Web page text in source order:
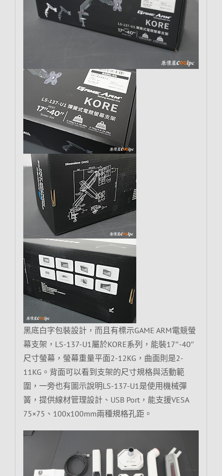
黑底白字包裝設計，而且有標示GAME ARM電競螢
幕支架，LS-137-U1屬於KORE系列，能裝17″-40″
尺寸螢幕，螢幕重量平面2-12KG，曲面則是2-
11KG。背面可以看到支架的尺寸規格與活動範
圍，一旁也有圖示說明LS-137-U1是使用機械彈
簧，提供線材管理設計、USB Port，能支援VESA
75×75、100x100mm兩種規格孔距。